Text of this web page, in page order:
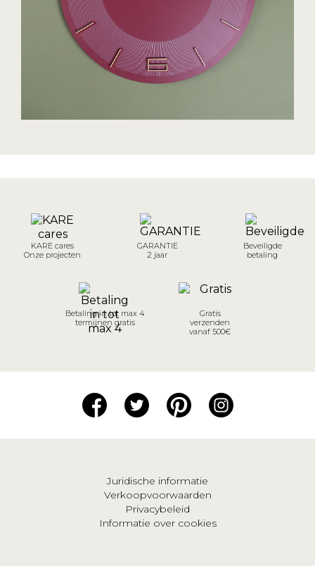
KARE cares
Onze projecten
GARANTIE
2 jaar
Beveiligde
betaling
Betaling in tot max 4
termijnen gratis
Gratis
verzenden
vanaf 500€
Juridische informatie
Verkoopvoorwaarden
Privacybeleid
Informatie over cookies